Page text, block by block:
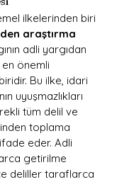
ilkelerinden biri
araştırma
adli yargıdan
en önemli
Bu ilke, idari
uyuşmazlıkları
tüm delil ve
toplama
eder. Adli
getirilme
deliller taraflarca